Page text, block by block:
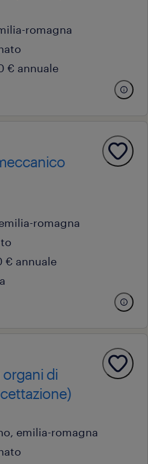
romagna
€ annuale
romagna
€ annuale
di
emilia-romagna